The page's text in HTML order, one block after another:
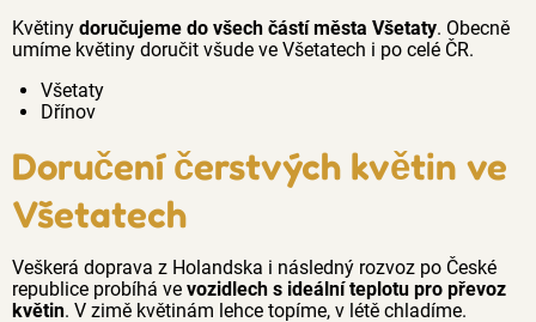
Květiny doručujeme do všech částí města Všetaty. Obecně
umíme květiny doručit všude ve Všetatech i po celé ČR.
Všetaty
Dřínov
Doručení čerstvých květin ve
Všetatech
Veškerá doprava z Holandska i následný rozvoz po České
republice probíhá ve vozidlech s ideální teplotu pro převoz
květin. V zimě květinám lehce topíme, v létě chladíme.